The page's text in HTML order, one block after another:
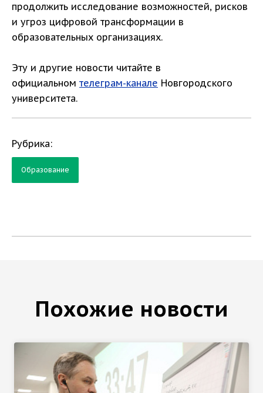
продолжить исследование возможностей, рисков
и угроз цифровой трансформации в
образовательных организациях.
Эту и другие новости читайте в
официальном телеграм-канале Новгородского
университета.
Рубрика:
Образование
Похожие новости